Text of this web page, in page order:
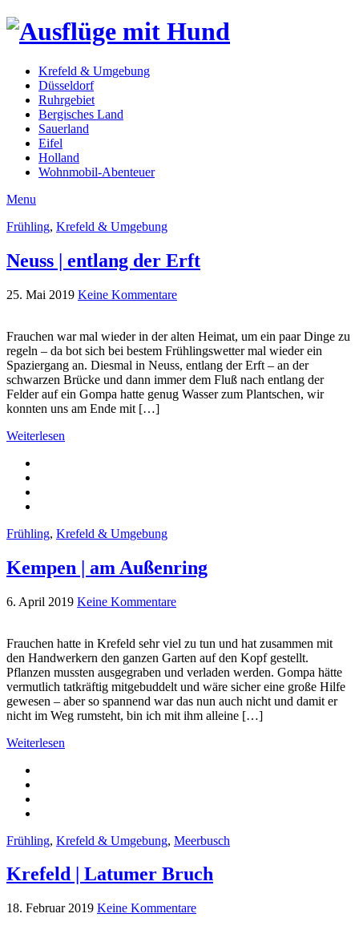
Krefeld & Umgebung
Düsseldorf
Ruhrgebiet
Bergisches Land
Sauerland
Eifel
Holland
Wohnmobil-Abenteuer
Menu
Frühling, Krefeld & Umgebung
Neuss | entlang der Erft
25. Mai 2019 Keine Kommentare
Frauchen war mal wieder in der alten Heimat, um ein paar Dinge zu
regeln – da bot sich bei bestem Frühlingswetter mal wieder ein
Spaziergang an. Diesmal in Neuss, entlang der Erft – an der
schwarzen Brücke und dann immer dem Fluß nach entlang der
Felder auf ein Gompa hatte genug Wasser zum Plantschen, wir
konnten uns am Ende mit […]
Weiterlesen
Frühling, Krefeld & Umgebung
Kempen | am Außenring
6. April 2019 Keine Kommentare
Frauchen hatte in Krefeld sehr viel zu tun und hat zusammen mit
den Handwerkern den ganzen Garten auf den Kopf gestellt.
Pflanzen mussten ausgegraben und verladen werden. Gompa hätte
vermutlich tatkräftig mitgebuddelt und wäre sicher eine große Hilfe
gewesen – aber so spannend war das nun auch nicht und damit er
nicht im Weg rumsteht, bin ich mit ihm alleine […]
Weiterlesen
Frühling, Krefeld & Umgebung, Meerbusch
Krefeld | Latumer Bruch
18. Februar 2019 Keine Kommentare